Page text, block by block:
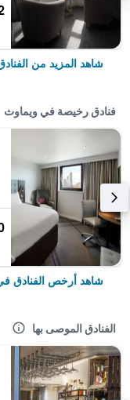
شاهد المزيد من
فنادق رخيصة في ويماوث
شاهد أرخص الفنادق
الفنادق الموصى بها